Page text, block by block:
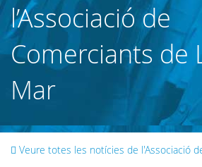
l’Associació de
Comerciants de
Mar
Veure totes les notícies de l'Associació